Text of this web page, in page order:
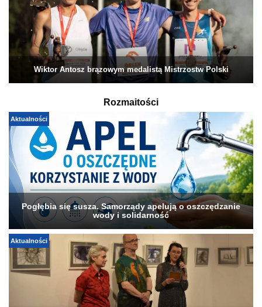
Wiktor Antosz brązowym medalistą Mistrzostw Polski
Rozmaitości
Aktualności
Pogłębia się susza. Samorządy apelują o oszczędzanie
wody i solidarność
Aktualności